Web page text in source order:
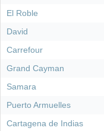
El Roble
David
Carrefour
Grand Cayman
Samara
Puerto Armuelles
Cartagena de Indias